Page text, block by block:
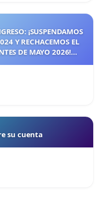
¡SUSPENDAMOS
Y RECHACEMOS EL
DE MAYO 2026!
su cuenta